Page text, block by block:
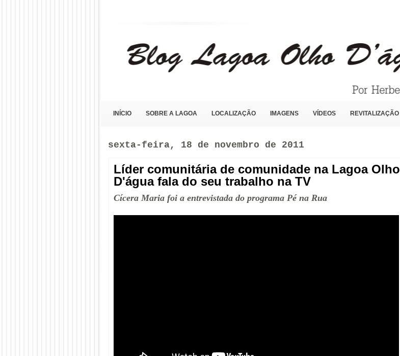
INÍCIO SOBRE A LAGOA LOCALIZAÇÃO IMAGENS VÍDEOS REVITALIZAÇÃO
sexta-feira, 18 de novembro de 2011
Líder comunitária de comunidade na Lagoa Olho
D'água fala do seu trabalho na TV
Cícera Maria foi a entrevistada do programa Pé na Rua